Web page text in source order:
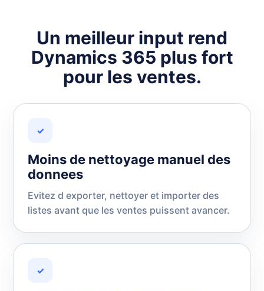
Un meilleur input rend
Dynamics 365 plus fort
pour les ventes.
✓
Moins de nettoyage manuel des
donnees
Evitez d exporter, nettoyer et importer des
listes avant que les ventes puissent avancer.
✓